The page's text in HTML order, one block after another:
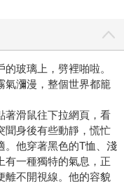
玻璃上，劈裡啪啦。
氣瀰漫，整個世界都籠
著滑鼠往下拉網頁，看
聞身後有些動靜，慌忙
。他穿著黑色的T恤、淺
有一種獨特的氣息，正
離不開視線。他的容貌